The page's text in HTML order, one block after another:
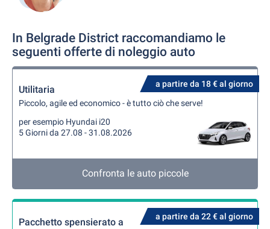
In Belgrade District raccomandiamo le
seguenti offerte di noleggio auto
a partire da 18 € al giorno
Utilitaria
Piccolo, agile ed economico - è tutto ciò che serve!
per esempio Hyundai i20
5 Giorni da 27.08 - 31.08.2026
Confronta le auto piccole
a partire da 22 € al giorno
Pacchetto spensierato a